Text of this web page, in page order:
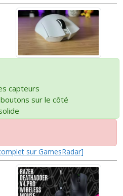
capteurs
sur le côté
sur GamesRadar]